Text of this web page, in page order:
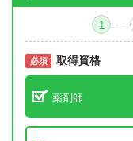
1
必須 取得資格
薬剤師